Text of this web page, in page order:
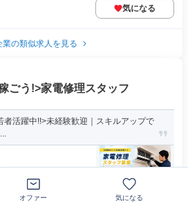
気になる
業の類似求人を見る
ごう!>家電修理スタッフ
活躍中!!>未経験歓迎｜スキルアップで
●要普免(AT可) ●研修開始までに車の
オファー 気になる